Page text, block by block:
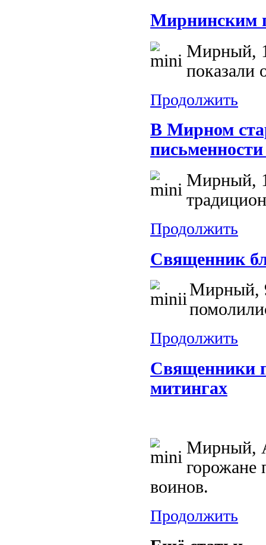
Мирнинским
Мирный,
показали
Продолжить
В Мирном
Мирный,
Продолжить
Священник
Мирный,
Продолжить
Священники
митингах
Мирный,
горожане
воинов.
Продолжить